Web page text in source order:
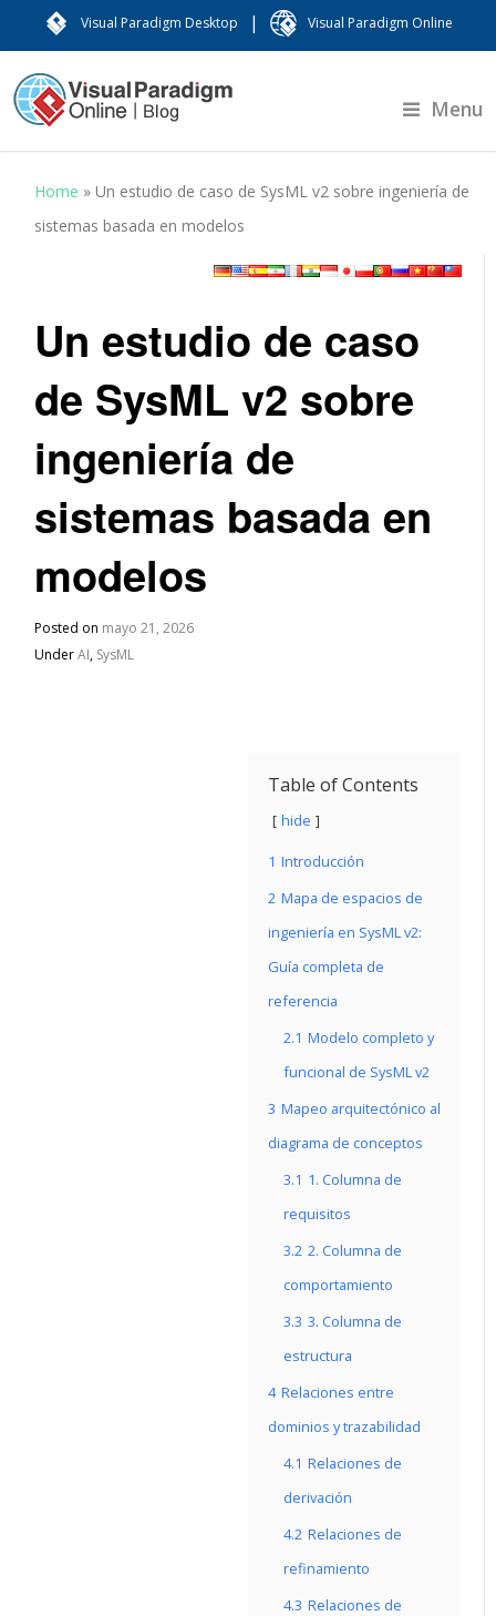
Visual Paradigm Desktop | Visual Paradigm Online
Menu
Home »Un estudio de caso de SysML v2 sobre ingeniería de
sistemas basada en modelos
Un estudio de caso
de SysML v2 sobre
ingeniería de
sistemas basada en
modelos
Posted on mayo 21, 2026
UnderAI, SysML
Table of Contents
hide
1 Introducción
2 Mapa de espacios de
ingeniería en SysML v2:
Guía completa de
referencia
2.1 Modelo completo y
funcional de SysML v2
3 Mapeo arquitectónico al
diagrama de conceptos
3.1 1. Columna de
requisitos
3.2 2. Columna de
comportamiento
3.3 3. Columna de
estructura
4 Relaciones entre
dominios y trazabilidad
4.1 Relaciones de
derivación
4.2 Relaciones de
refinamiento
4.3 Relaciones de